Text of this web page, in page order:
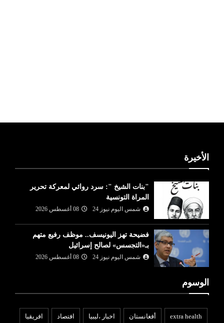
الأخيرة
"بنات الشيخ ": سرد روائي لمعركة تحرير
المراة التونسية
شمس اليوم نيوز 24 08 أغسطس 2026
فضيحة تهز اليونيسف.. موظف رفيع متهم
بـ«التجسس» لصالح إسرائيل
شمس اليوم نيوز 24 08 أغسطس 2026
الوسوم
extra health أفغانستان اخبار ،ليبيا افتصاد افريقيا